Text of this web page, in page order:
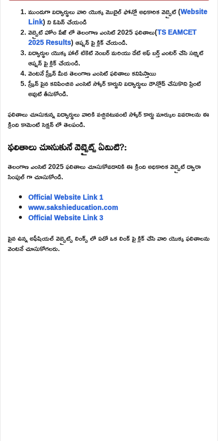
ముందుగా విద్యార్థులు వారి యొక్క మొబైల్ ఫోన్లో అధికారిక వెబ్సైట్ (Website
Link) ని ఓపెన్ చేయండి
వెబ్సైట్ హోం పేజ్ లో తెలంగాణ ఎంసెట్ 2025 ఫలితాలు(TS EAMCET
2025 Results) ఆప్షన్ పై క్లిక్ చేయండి.
విద్యార్థుల యొక్క హాల్ టికెట్ నెంబర్ మరియు డేట్ అఫ్ బర్త్ ఎంటర్ చేసి సబ్మిట్
ఆప్షన్ పై క్లిక్ చేయండి.
వెంటనే స్క్రీన్ మీద తెలంగాణ ఎంసెట్ ఫలితాలు కనిపిస్తాయి
స్క్రీన్ పైన కనిపించిన ఎంసెట్ స్కోర్ కార్డుని విద్యార్థులు డౌన్లోడ్ చేసుకొని ప్రింట్
అవుట్ తీసుకోండి.
ఫలితాలు చూసుకున్న విద్యార్థులు వారికి వచ్చినటువంటి స్కోర్ కార్డు మార్కుల వివరాలను ఈ
క్రింది కామెంట్ సెక్షన్ లో తెలపండి.
ఫలితాలు చూసుకునే వెబ్సైట్స్ ఏమిటి?:
తెలంగాణ ఎంసెట్ 2025 ఫలితాలు చూసుకోవడానికి ఈ క్రింది అధికారిక వెబ్సైట్ ద్వారా
సింపుల్ గా చూసుకోండి.
Official Website Link 1
www.sakshieducation.com
Official Website Link 3
పైన ఉన్న అఫీషియల్ వెబ్సైట్స్ లింక్స్ లో ఏదో ఒక లింక్ పై క్లిక్ చేసి వారి యొక్క ఫలితాలను
వెంటనే చూసుకోగలరు.